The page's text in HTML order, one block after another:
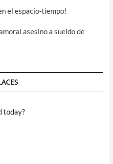
el espacio-tiempo!
asesino a sueldo de
today?